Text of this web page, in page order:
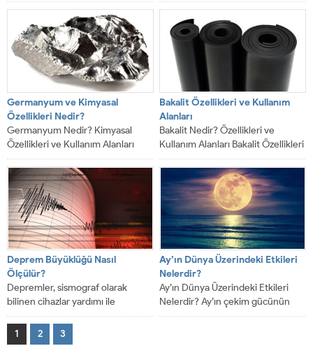
Germanyum ve Kimyasal
Özellikleri Nedir?
Germanyum Nedir? Kimyasal
Özellikleri ve Kullanım Alanları
Germanyum ve Kimyasal
Özellikleri Nedir? Germanyum
periyodik tablonun...
Bakalit Özellikleri ve Kullanım
Alanları
Bakalit Nedir? Özellikleri ve
Kullanım Alanları Bakalit Özellikleri
ve Kullanım Alanları. Bakalit,
telefonlardan, elektrikli
aletlerden,...
Deprem Büyüklüğü Nasıl
Ölçülür?
Depremler, sismograf olarak
bilinen cihazlar yardımı ile
kaydedilir.Bu makalemizde en
ürkütücü doğa olayı olan
deprem...
Ay’ın Dünya Üzerindeki Etkileri
Nelerdir?
Ay’ın Dünya Üzerindeki Etkileri
Nelerdir? Ay’ın çekim gücünün
Dünya’nın doğal gelişim süreci
1 2 3